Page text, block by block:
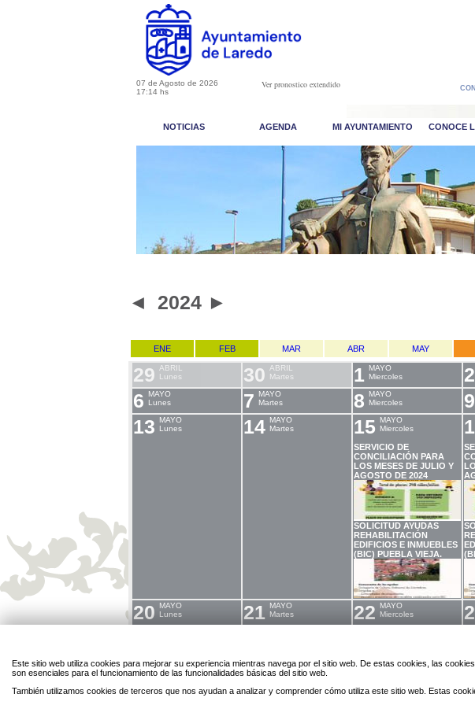
07 de Agosto de 2026
17:14 hs
Ver pronostico extendido
NOTICIAS AGENDA MI AYUNTAMIENTO CONOCE
◄ 2024 ►
ENE FEB MAR ABR MAY
29 ABRIL
Lunes
30 ABRIL
Martes
1
MAYO
Miercoles
2
6
MAYO
Lunes
7
MAYO
Martes
8
MAYO
Miercoles
9
13
MAYO
Lunes
14 MAYO
Martes
15
MAYO
Miercoles
SERVICIO DE
CONCILIACIÓN PARA
LOS MESES DE JULIO Y
AGOSTO DE 2024
SOLICITUD AYUDAS
REHABILITACIÓN
EDIFICIOS E INMUEBLES
(BIC) PUEBLA VIEJA.
20
MAYO
Lunes
21
MAYO
Martes
22
MAYO
Miercoles
Este sitio web utiliza cookies para mejorar su experiencia mientras navega por el sitio web. De estas cookies, las
son esenciales para el funcionamiento de las funcionalidades básicas del sitio web.
También utilizamos cookies de terceros que nos ayudan a analizar y comprender cómo utiliza este sitio web. Estas